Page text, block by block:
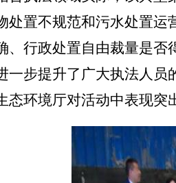
处置不规范和污水处置
、行政处置自由裁量是
一步提升了广大执法人
态环境厅对活动中表现突